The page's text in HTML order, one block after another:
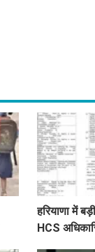
हरियाणा में
HCS